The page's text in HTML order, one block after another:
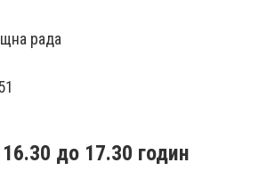
рада
до 17.30 годин